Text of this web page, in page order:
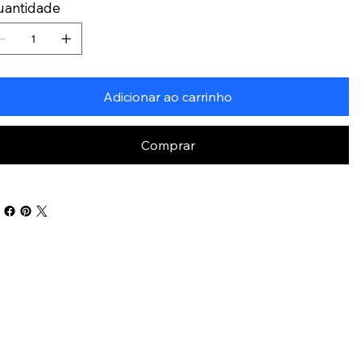
Adicionar ao carrinho
Comprar